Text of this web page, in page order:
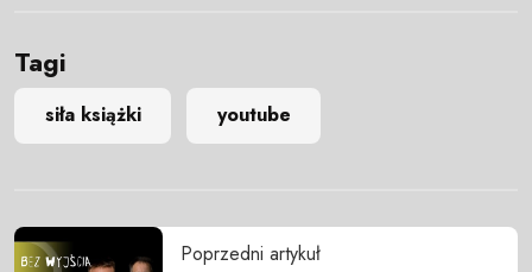
Tagi
siła książki youtube
Poprzedni artykuł